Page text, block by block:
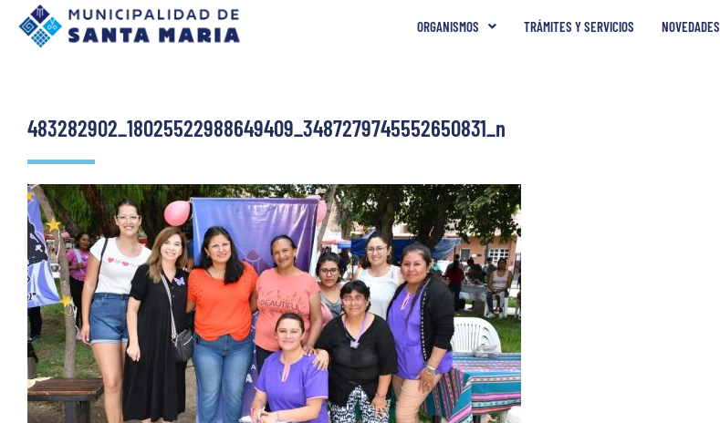
ORGANISMOS TRÁMITES Y SERVICIOS NOVEDADES
483282902_18025522988649409_3487279745552650831_n